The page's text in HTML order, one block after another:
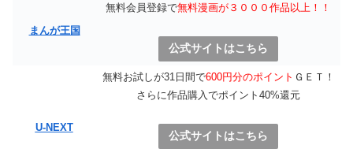
まんが王国
無料会員登録で無料漫画が３０００作品以上！！
公式サイトはこちら
U-NEXT
無料お試しが31日間で600円分のポイント ＧＥＴ！
さらに作品購入でポイント40%還元
公式サイトはこちら